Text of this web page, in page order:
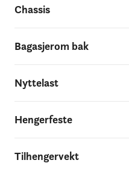
Chassis
Bagasjerom bak
Nyttelast
Hengerfeste
Tilhengervekt